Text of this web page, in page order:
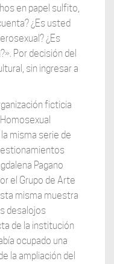
en papel sulfito,
¿Es usted
¿Es
Por decisión del
sin ingresar a
ficticia
misma serie de
Pagano
el Grupo de Arte
misma muestra
desalojos
de la institución
ocupado una
la ampliación del